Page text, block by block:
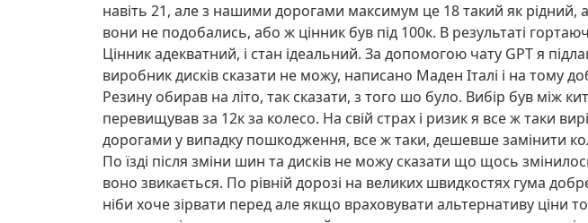
навіть 21, але з нашими дорогами максимум це 18 такий як
вони не подобались, або ж цінник був під 100к. В результаті
Цінник адекватний, і стан ідеальний. За допомогою чaту GPT я
виробник дисків сказати не можу, написано Маден Італі і на тому
Резину обирав на літо, так сказати, з того шо було. Вибір був між
перевищував за 12к за колесо. На свій страх і ризик я все ж таки
дорогами у випадку пошкодження, все ж таки, дешевше замінити
По їзді після зміни шин та дисків не можу сказати що щось
воно звикається. По рівній дорозі на великих швидкостях гума
ніби хоче зірвати перед але якщо враховувати альтернативу